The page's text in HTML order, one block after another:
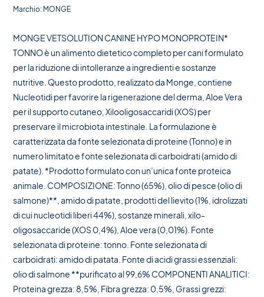
Marchio: MONGE
MONGE VETSOLUTION CANINE HYPO MONOPROTEIN*
TONNO è un alimento dietetico completo per cani formulato
per la riduzione di intolleranze a ingredienti e sostanze
nutritive. Questo prodotto, realizzato da Monge, contiene
Nucleotidi per favorire la rigenerazione del derma, Aloe Vera
per il supporto cutaneo, Xilooligosaccaridi (XOS) per
preservare il microbiota intestinale. La formulazione è
caratterizzata da fonte selezionata di proteine (Tonno) e in
numero limitato e fonte selezionata di carboidrati (amido di
patate). *Prodotto formulato con un’unica fonte proteica
animale. COMPOSIZIONE: Tonno (65%), olio di pesce (olio di
salmone)**, amido di patate, prodotti del lievito (1%, idrolizzati
di cui nucleotidi liberi 44%), sostanze minerali, xilo-
oligosaccaride (XOS 0,4%), Aloe vera (0,01%). Fonte
selezionata di proteine: tonno. Fonte selezionata di
carboidrati: amido di patata. Fonte di acidi grassi essenziali:
olio di salmone **purificato al 99,6% COMPONENTI ANALITICI:
Proteina grezza: 8,5%, Fibra grezza: 0,5%, Grassi grezzi: